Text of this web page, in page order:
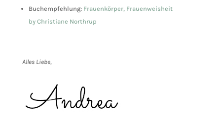
Buchempfehlung: Frauenkörper, Frauenweisheit
by Christiane Northrup
Alles Liebe,